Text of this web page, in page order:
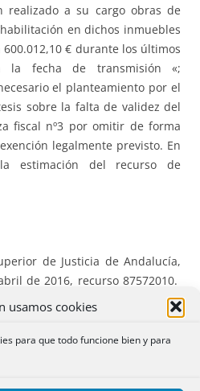
usamos cookies
para que todo funcione bien y para
realizado a su cargo obras de
en dichos inmuebles
€ durante los últimos
la fecha de transmisión «;
el planteamiento por el
sobre la falta de validez del
fiscal nº3 por omitir de forma
legalmente previsto. En
la estimación del recurso de
de Justicia de Andalucía,
de 2016, recurso 87572010.
que permite la presentación de
horas del día posterior al
aplicable ante los TEAR.